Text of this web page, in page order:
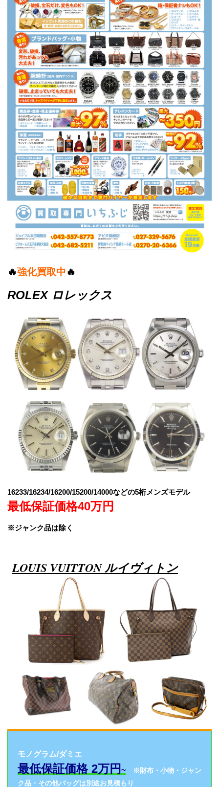
🔥強化買取中🔥
ROLEX ロレックス
16233/16234/16200/15200/14000などの5桁メンズモデル
最低保証価格40万円
※ジャンク品は除く
LOUIS VUITTON ルイヴィトン
モノグラム/ダミエ
最低保証価格 2万円 ~
※財布・小物・ジャン
ク品・その他バッグは別途お見積もり